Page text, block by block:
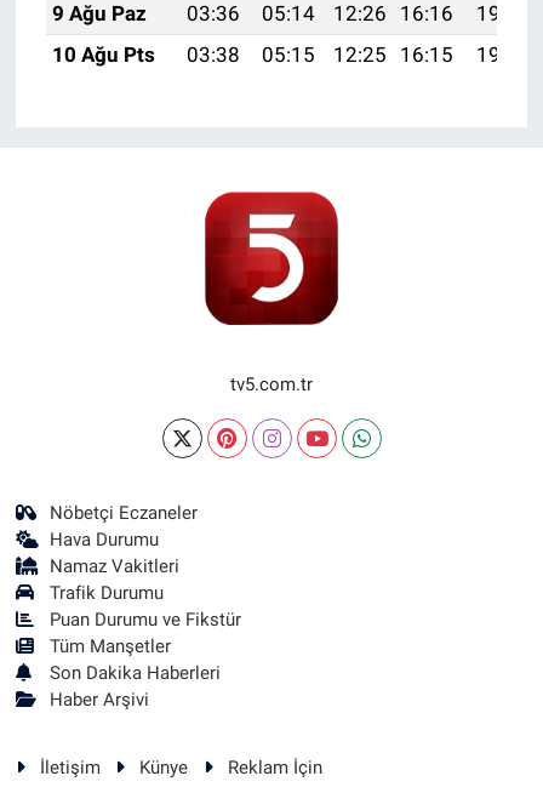
9 Ağu Paz
03:36 05:14 12:26 16:16
19:27
10 Ağu Pts
03:38 05:15 12:25 16:15 19:26
tv5.com.tr
Nöbetçi Eczaneler
Hava Durumu
Namaz Vakitleri
Trafik Durumu
Puan Durumu ve Fikstür
Tüm Manşetler
Son Dakika Haberleri
Haber Arşivi
İletişim Künye Reklam İçin